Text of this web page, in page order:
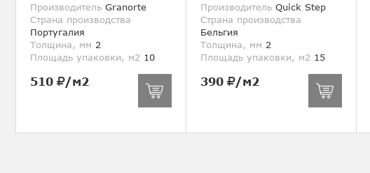
Производитель Granorte
Страна производства
Португалия
Толщина, мм 2
Площадь упаковки, м2 10
510 /м2
Производитель Quick Step
Страна производства
Бельгия
Толщина, мм 2
Площадь упаковки, м2 15
390 /м2